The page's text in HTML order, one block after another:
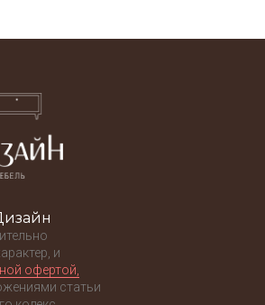
и
офертой,
статьи